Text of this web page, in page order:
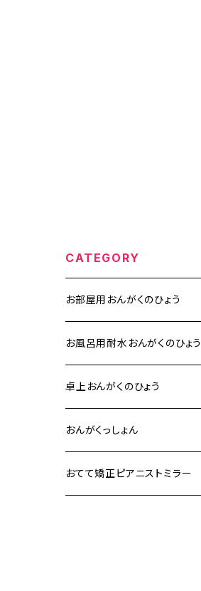
CATEGORY
お部屋用おんがくのひょう
お風呂用耐水おんがくのひょう
卓上おんがくのひょう
おんがくっしょん
おてて矯正ピアニストミラー